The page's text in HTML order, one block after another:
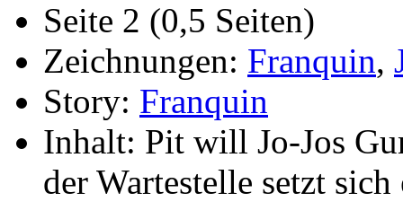
Seite 2 (0,5 Seiten)
Zeichnungen: Franquin,
Story: Franquin
Inhalt: Pit will Jo-Jos
der Wartestelle setzt